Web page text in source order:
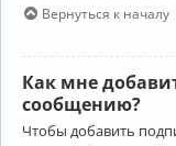
Вернуться к началу
Как мне
сообщению?
Чтобы добавить